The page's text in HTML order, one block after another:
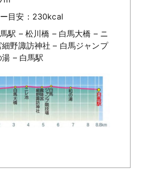
目安：230kcal
駅 – 松川橋 – 白馬大橋 – ニ
野諏訪神社 – 白馬ジャンプ
– 白馬駅